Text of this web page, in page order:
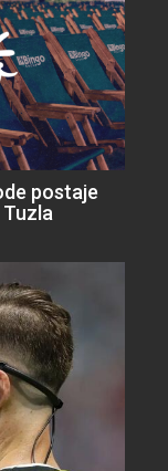
postaje